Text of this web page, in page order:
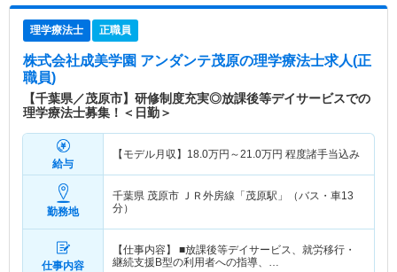
理学療法士 正職員
株式会社成美学園 アンダンテ茂原の理学療法士求人(正
職員)
【千葉県／茂原市】研修制度充実◎放課後等デイサービスでの
理学療法士募集！＜日勤＞
給与
【モデル月収】 18.0万円～21.0万円 程度諸手当込み
勤務地
千葉県 茂原市
ＪＲ外房線「茂原駅」（バス・車13
分）
仕事内容
【仕事内容】 ■放課後等デイサービス、就労移行・
継続支援B型の利用者への指導、…